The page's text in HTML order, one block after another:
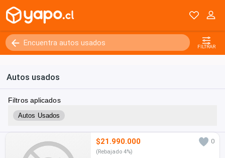
FILTRAR
Autos usados
Filtros aplicados
Autos Usados
$21.990.000 0
(Rebajado 4%)